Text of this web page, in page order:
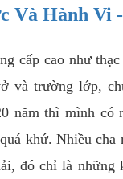
Và Hành Vi
cấp cao như
trường lớp,
năm thì mình có
khứ. Nhiều
đó chỉ là những